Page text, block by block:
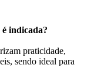
indicada?
praticidade,
sendo ideal para